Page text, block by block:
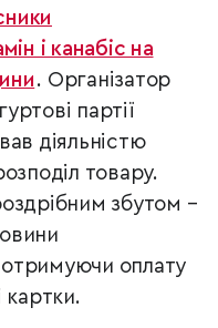
і канабіс на
. Організатор
партії
діяльністю
товару.
збутом –
оплату
картки.